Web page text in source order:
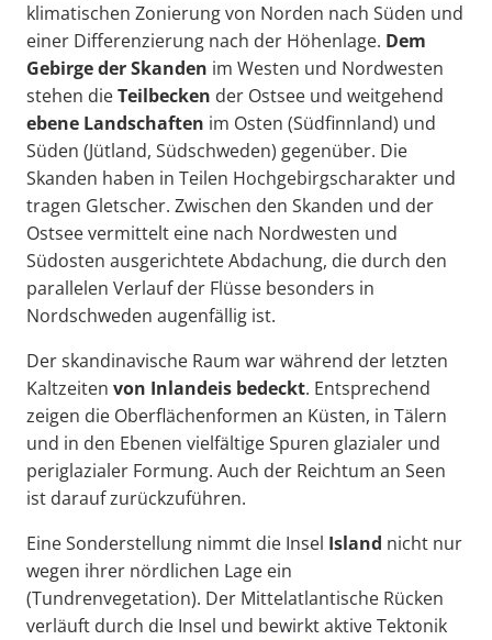
klimatischen Zonierung von Norden nach Süden und
einer Differenzierung nach der Höhenlage. Dem
Gebirge der Skanden im Westen und Nordwesten
stehen dieTeilbecken der Ostsee und weitgehend
ebene Landschaften im Osten (Südfinnland) und
Süden (Jütland, Südschweden) gegenüber. Die
Skanden haben in Teilen Hochgebirgscharakter und
tragen Gletscher. Zwischen den Skanden und der
Ostsee vermittelt eine nach Nordwesten und
Südosten ausgerichtete Abdachung, die durch den
parallelen Verlauf der Flüsse besonders in
Nordschweden augenfällig ist.
Der skandinavische Raum war während der letzten
Kaltzeiten von Inlandeis bedeckt. Entsprechend
zeigen die Oberflächenformen an Küsten, in Tälern
und in den Ebenen vielfältige Spuren glazialer und
periglazialer Formung. Auch der Reichtum an Seen
ist darauf zurückzuführen.
Eine Sonderstellung nimmt die Insel Island nicht nur
wegen ihrer nördlichen Lage ein
(Tundrenvegetation). Der Mittelatlantische Rücken
verläuft durch die Insel und bewirkt aktive Tektonik